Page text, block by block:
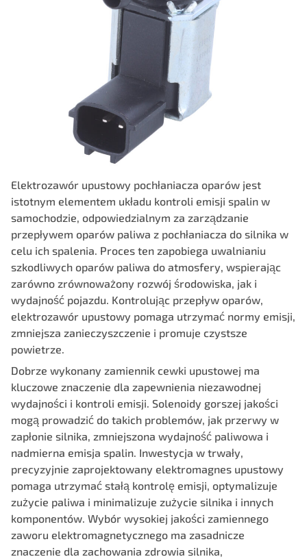
Elektrozawór upustowy pochłaniacza oparów jest
istotnym elementem układu kontroli emisji spalin w
samochodzie, odpowiedzialnym za zarządzanie
przepływem oparów paliwa z pochłaniacza do silnika w
celu ich spalenia. Proces ten zapobiega uwalnianiu
szkodliwych oparów paliwa do atmosfery, wspierając
zarówno zrównoważony rozwój środowiska, jak i
wydajność pojazdu. Kontrolując przepływ oparów,
elektrozawór upustowy pomaga utrzymać normy emisji,
zmniejsza zanieczyszczenie i promuje czystsze
powietrze.
Dobrze wykonany zamiennik cewki upustowej ma
kluczowe znaczenie dla zapewnienia niezawodnej
wydajności i kontroli emisji. Solenoidy gorszej jakości
mogą prowadzić do takich problemów, jak przerwy w
zapłonie silnika, zmniejszona wydajność paliwowa i
nadmierna emisja spalin. Inwestycja w trwały,
precyzyjnie zaprojektowany elektromagnes upustowy
pomaga utrzymać stałą kontrolę emisji, optymalizuje
zużycie paliwa i minimalizuje zużycie silnika i innych
komponentów. Wybór wysokiej jakości zamiennego
zaworu elektromagnetycznego ma zasadnicze
znaczenie dla zachowania zdrowia silnika,